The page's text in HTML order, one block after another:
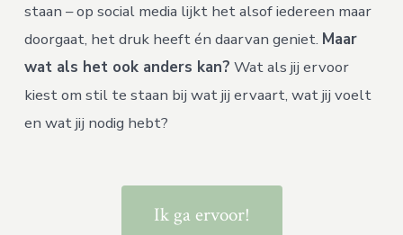
staan – op social media lijkt het alsof iedereen maar
doorgaat, het druk heeft én daarvan geniet. Maar
wat als het ook anders kan? Wat als jij ervoor
kiest om stil te staan bij wat jij ervaart, wat jij voelt
en wat jij nodig hebt?
Ik ga ervoor!